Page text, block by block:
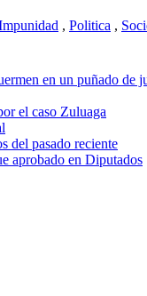
, Politica ,
en un puñado de
el caso Zuluaga
del pasado reciente
aprobado en Diputados